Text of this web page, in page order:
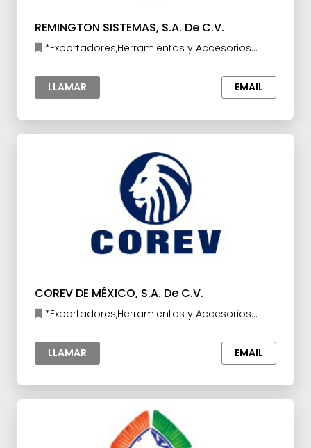
REMINGTON SISTEMAS, S.A. De C.V.
*Exportadores,Herramientas y Accesorios
LLAMAR
EMAIL
COREV DE MÉXICO, S.A. De C.V.
*Exportadores,Herramientas y Accesorios
LLAMAR
EMAIL